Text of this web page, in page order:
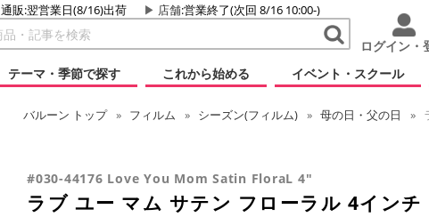
通販:翌営業日(8/16)出荷 店舗:営業終了(次回 8/16 10:00-)
ログイン・
テーマ・季節で探す
これから始める イベント・スクール
バルーン トップ フィルム シーズン(フィルム) 母の日・父の日
#030-44176 Love You Mom Satin FloraL 4"
ラブ ユー マム サテン フローラル 4インチ